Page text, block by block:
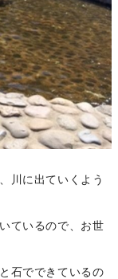
川に出ていくよう
ているので、お世
石でできているの